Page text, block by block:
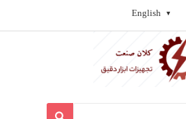
English